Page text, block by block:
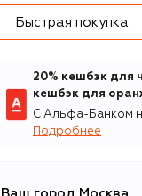
Быстрая покупка
20% кешбэк для
кешбэк для
С Альфа-Банком
Подробнее